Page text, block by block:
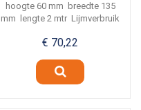
hoogte 60 mm breedte 135
mm lengte 2 mtr Lijmverbruik
€ 70,22